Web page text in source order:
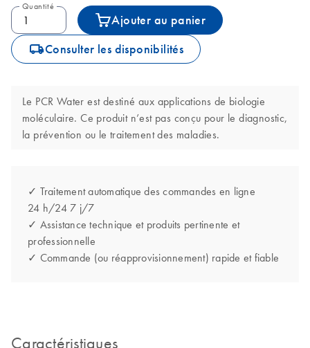
Quantité
Ajouter au panier
icon_0062_deliver-s Consulter les disponibilités
Le PCR Water est destiné aux applications de biologie
moléculaire. Ce produit n’est pas conçu pour le diagnostic,
la prévention ou le traitement des maladies.
✓ Traitement automatique des commandes en ligne
24 h/24 7 j/7
✓ Assistance technique et produits pertinente et
professionnelle
✓ Commande (ou réapprovisionnement) rapide et fiable
Caractéristiques